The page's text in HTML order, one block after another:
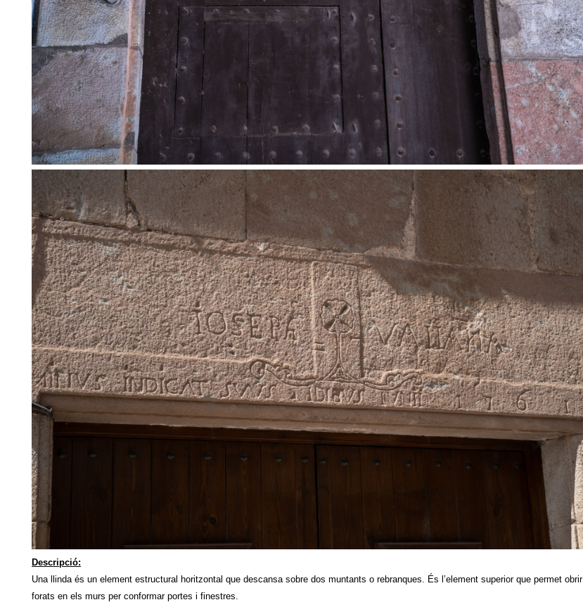
Descripció:
Una llinda és un element estructural horitzontal que descansa sobre dos muntants o rebranques. És l’element superior que permet obrir
forats en els murs per conformar portes i finestres.